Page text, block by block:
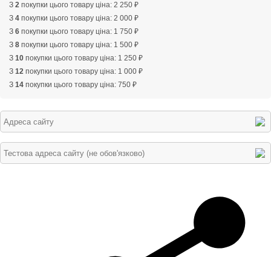
З 2 покупки цього товару ціна: 2 250 ₽
З 4 покупки цього товару ціна: 2 000 ₽
З 6 покупки цього товару ціна: 1 750 ₽
З 8 покупки цього товару ціна: 1 500 ₽
З 10 покупки цього товару ціна: 1 250 ₽
З 12 покупки цього товару ціна: 1 000 ₽
З 14 покупки цього товару ціна: 750 ₽